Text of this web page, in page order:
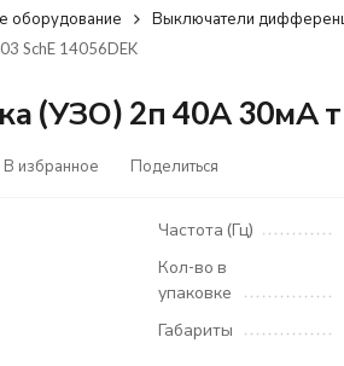
оборудование Выключатели
SchE 14056DEK
(УЗО) 2п 40А 30мА
В избранное Поделиться
Частота (Гц)
Кол-во в
упаковке
Габариты